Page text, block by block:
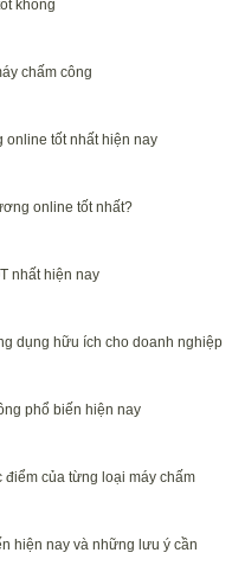
không
chấm công
online tốt nhất hiện nay
online tốt nhất?
nhất hiện nay
dụng hữu ích cho doanh nghiệp
phổ biến hiện nay
của từng loại máy chấm
hiện nay và những lưu ý cần